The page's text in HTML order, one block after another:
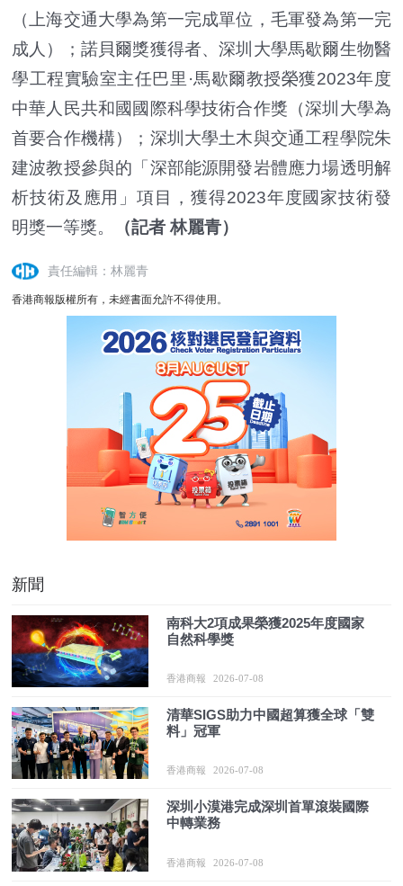
（上海交通大學為第一完成單位，毛軍發為第一完
成人）；諾貝爾獎獲得者、深圳大學馬歇爾生物醫
學工程實驗室主任巴里·馬歇爾教授榮獲2023年度
中華人民共和國國際科學技術合作獎（深圳大學為
首要合作機構）；深圳大學土木與交通工程學院朱
建波教授參與的「深部能源開發岩體應力場透明解
析技術及應用」項目，獲得2023年度國家技術發
明獎一等獎。
（記者 林麗青）
責任編輯：林麗青
香港商報版權所有，未經書面允許不得使用。
新聞
南科大2項成果榮獲2025年度國家
自然科學獎
香港商報 2026-07-08
清華SIGS助力中國超算獲全球「雙
料」冠軍
香港商報 2026-07-08
深圳小漠港完成深圳首單滾裝國際
中轉業務
香港商報 2026-07-08